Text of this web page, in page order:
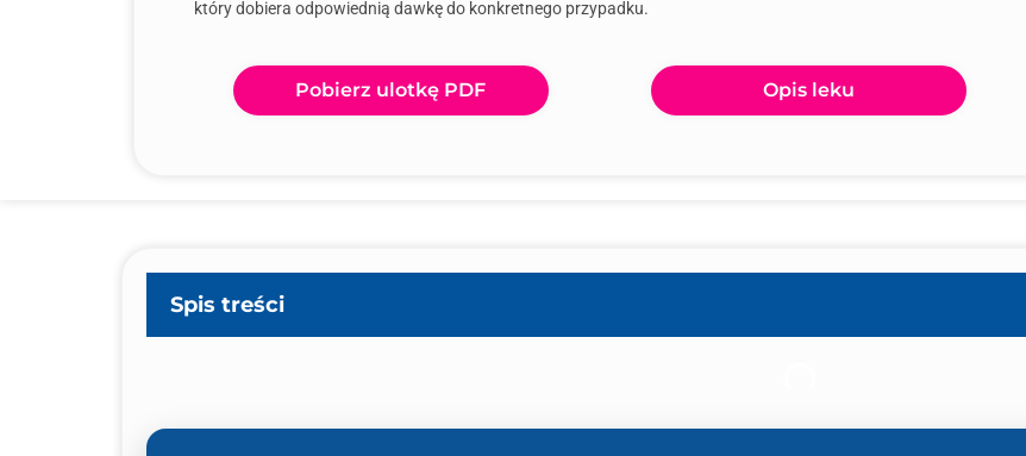
który dobiera odpowiednią dawkę do konkretnego przypadku.
Pobierz ulotkę PDF Opis leku
Spis treści